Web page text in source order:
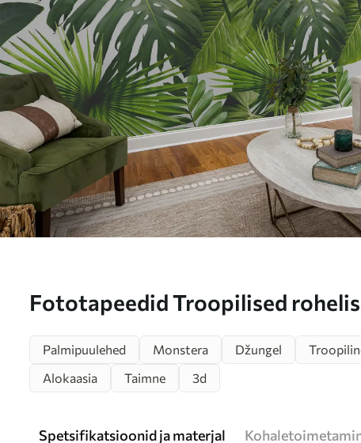
Fototapeedid Troopilised
Palmipuulehed Monstera Džungel
Alokaasia
Taimne 3d
Spetsifikatsioonid ja materjal